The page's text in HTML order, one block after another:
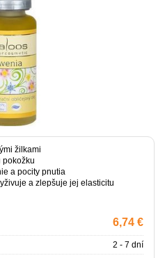
žilkami
pokožku
a pocity pnutia
a zlepšuje jej elasticitu
6,74 €
2 - 7 dní